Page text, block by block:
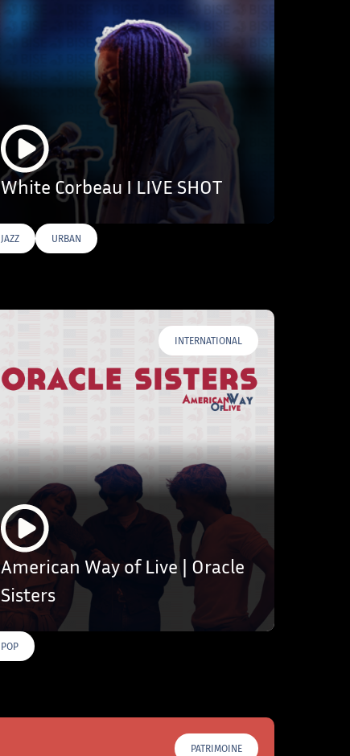
White Corbeau I LIVE SHOT
JAZZ URBAN
INTERNATIONAL
American Way of Live | Oracle
Sisters
POP
PATRIMOINE